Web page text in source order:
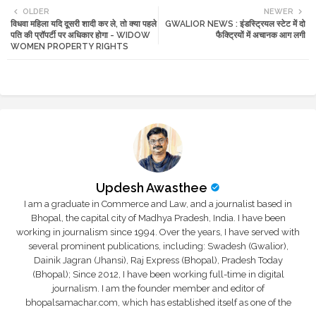
tte ats
NEWER
GWALIOR NEWS : इंडस्ट्रियल स्टेट में दो
फैक्ट्रियों में अचानक आग लगी
OLDER
विधवा महिला यदि दूसरी शादी कर ले, तो क्या पहले
पति की प्रॉपर्टी पर अधिकार होगा - WIDOW
WOMEN PROPERTY RIGHTS
Updesh Awasthee
I am a graduate in Commerce and Law, and a journalist based in
Bhopal, the capital city of Madhya Pradesh, India. I have been
working in journalism since 1994. Over the years, I have served with
several prominent publications, including: Swadesh (Gwalior),
Dainik Jagran (Jhansi), Raj Express (Bhopal), Pradesh Today
(Bhopal); Since 2012, I have been working full-time in digital
journalism. I am the founder member and editor of
bhopalsamachar.com, which has established itself as one of the